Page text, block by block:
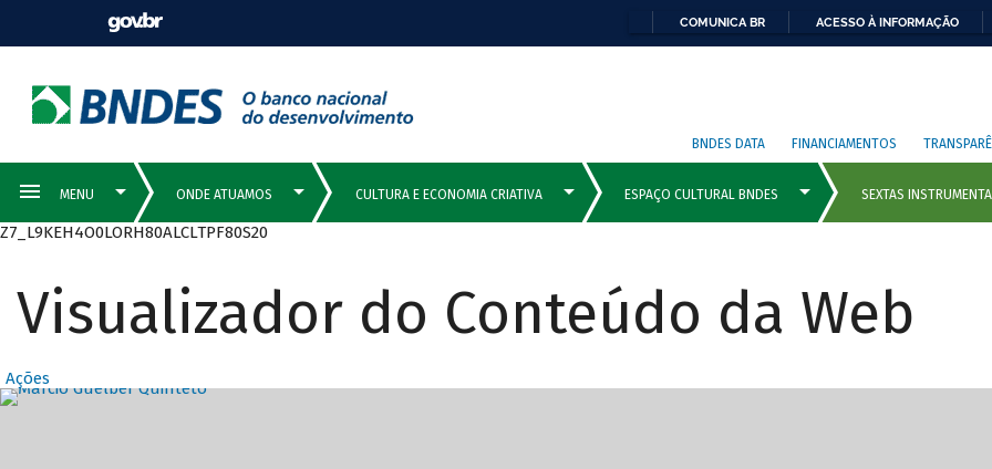
COMUNICA BR ACESSO À INFORMAÇÃO
BNDES DATA FINANCIAMENTOS
Z7_L9KEH4O0LORH80ALCLTPF80S20
Visualizador do Conteúdo da Web
Ações
Destaques Principais com